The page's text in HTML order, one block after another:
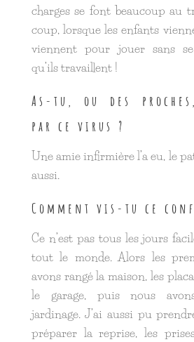
charges se font beaucoup au
coup, lorsque les enfants
viennent pour jouer sans
qu’ils travaillent !
As-tu, ou des
par ce virus ?
Une amie infirmière l’a eu, le
aussi.
Comment vis-tu ce
Ce n’est pas tous les jours
tout le monde. Alors les
avons rangé la maison, les
le garage, puis nous
jardinage. J’ai aussi pu
préparer la reprise, les